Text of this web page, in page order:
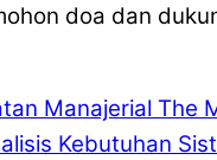
doa dan
Manajerial The
Kebutuhan